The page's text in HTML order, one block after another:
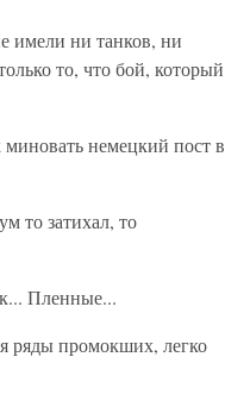
имели ни танков, ни
то, что бой, который
немецкий пост в
то затихал, то
Пленные...
ряды промокших, легко